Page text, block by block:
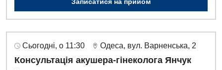
Сьогодні, о 11:30 Одеса, вул. Варненська, 2
Консультація акушера-гінеколога Янчук